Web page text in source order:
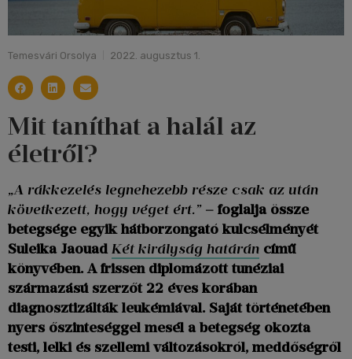
Temesvári Orsolya 2022. augusztus 1.
Mit taníthat a halál az
életről?
„A rákkezelés legnehezebb része csak az után
következett, hogy véget ért.” – foglalja össze
betegsége egyik hátborzongató kulcsélményét
Suleika JaouadKét királyság határán című
könyvében. A frissen diplomázott tunéziai
származású szerzőt 22 éves korában
diagnosztizálták leukémiával. Saját történetében
nyers őszinteséggel mesél a betegség okozta
testi, lelki és szellemi változásokról, meddőségről